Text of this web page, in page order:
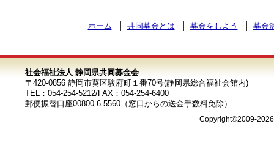
ホーム 共同募金とは 募金をしよう 募金
社会福祉法人 静岡県共同募金会
〒420-0856 静岡市葵区駿府町１番70号(静岡県総合福祉会館内)
TEL：054-254-5212/FAX：054-254-6400
郵便振替口座00800-6-5560（窓口からの送金手数料免除）
Copyright©2009-